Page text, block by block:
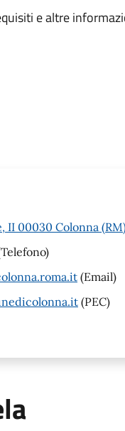
e altre
II 00030 Colonna
(Email)
(PEC)